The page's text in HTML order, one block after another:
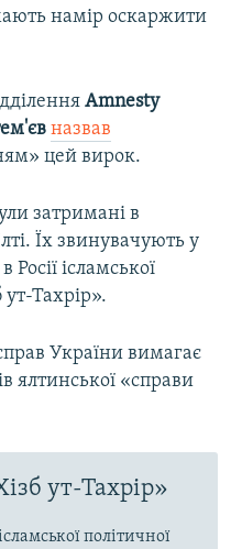
намір оскаржити
Amnesty
назвав
цей вирок.
затримані в
Їх звинувачують у
Росії ісламської
ут-Тахрір».
України вимагає
ялтинської «справи
ут-Тахрір»
політичної